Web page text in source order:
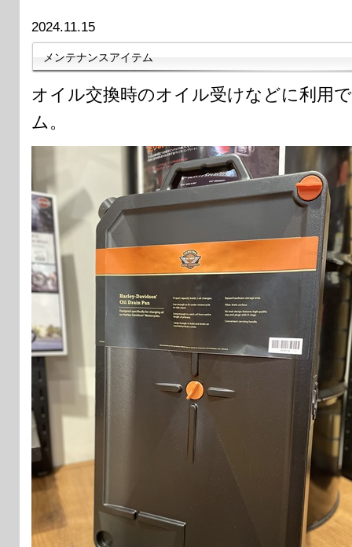
2024.11.15
メンテナンスアイテム
オイル交換時のオイル受けなどに利用
ム。